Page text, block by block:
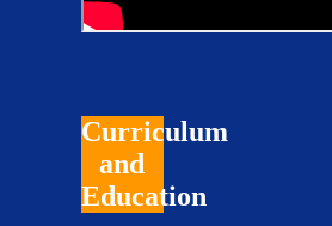
Curriculum
and
Education